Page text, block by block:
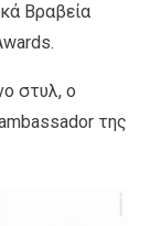
Βραβεία
στυλ, ο
της